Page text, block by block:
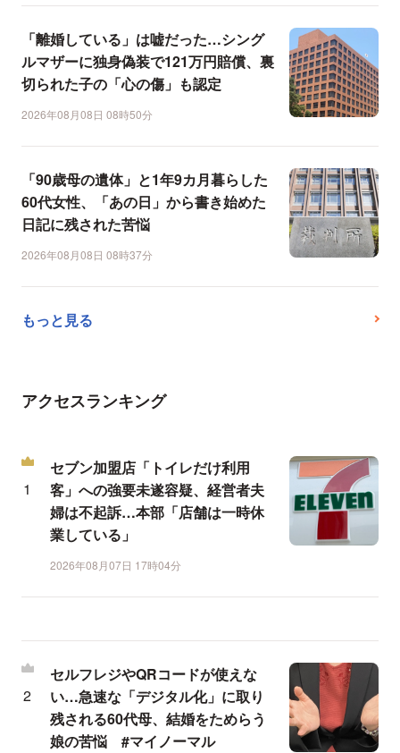
「離婚している」は嘘だった…シング
ルマザーに独身偽装で121万円賠償、裏
切られた子の「心の傷」も認定
2026年08月08日 08時50分
「90歳母の遺体」と1年9カ月暮らした
60代女性、「あの日」から書き始めた
日記に残された苦悩
2026年08月08日 08時37分
もっと見る
アクセスランキング
セブン加盟店「トイレだけ利用
客」への強要未遂容疑、経営者夫
婦は不起訴…本部「店舗は一時休
業している」
2026年08月07日 17時04分
セルフレジやQRコードが使えな
い…急速な「デジタル化」に取り
残される60代母、結婚をためらう
娘の苦悩 #マイノーマル